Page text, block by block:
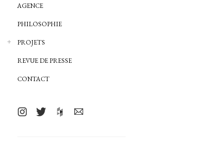
AGENCE
PHILOSOPHIE
PROJETS
REVUE DE PRESSE
CONTACT